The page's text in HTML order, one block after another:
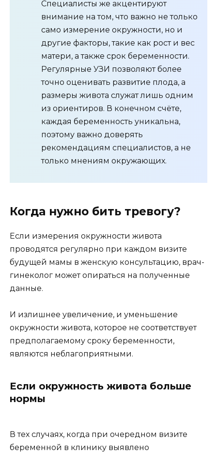
Специалисты же акцентируют
внимание на том, что важно не только
само измерение окружности, но и
другие факторы, такие как рост и вес
матери, а также срок беременности.
Регулярные УЗИ позволяют более
точно оценивать развитие плода, а
размеры живота служат лишь одним
из ориентиров. В конечном счёте,
каждая беременность уникальна,
поэтому важно доверять
рекомендациям специалистов, а не
только мнениям окружающих.
Когда нужно бить тревогу?
Если измерения окружности живота
проводятся регулярно при каждом визите
будущей мамы в женскую консультацию, врач-
гинеколог может опираться на полученные
данные.
И излишнее увеличение, и уменьшение
окружности живота, которое не соответствует
предполагаемому сроку беременности,
являются неблагоприятными.
Если окружность живота больше
нормы
В тех случаях, когда при очередном визите
беременной в клинику выявлено